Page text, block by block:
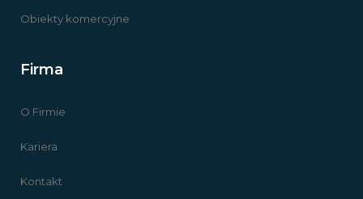
Obiekty komercyjne
Firma
O Firmie
Kariera
Kontakt